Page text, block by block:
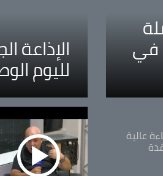
في الإذاعة
لليوم
عالية